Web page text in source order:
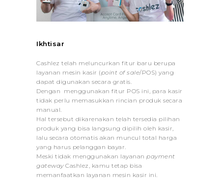
Ikhtisar
Cashlez telah meluncurkan fitur baru berupa
layanan mesin kasir ( point of sale/POS) yang
dapat digunakan secara gratis.
Dengan menggunakan fitur POS ini, para kasir
tidak perlu memasukkan rincian produk secara
manual.
Hal tersebut dikarenakan telah tersedia pilihan
produk yang bisa langsung dipilih oleh kasir,
lalu secara otomatis akan muncul total harga
yang harus pelanggan bayar.
Meski tidak menggunakan layanan payment
gatewayCashlez, kamu tetap bisa
memanfaatkan layanan mesin kasir ini.